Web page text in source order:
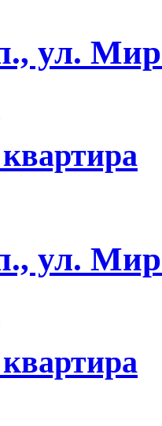
ул.
ул.